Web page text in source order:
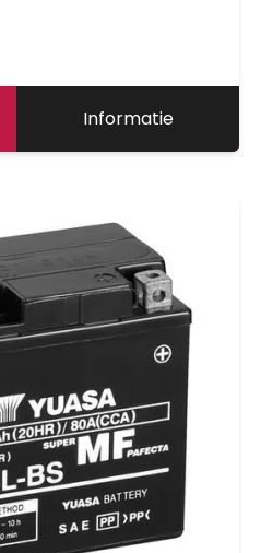
Informatie